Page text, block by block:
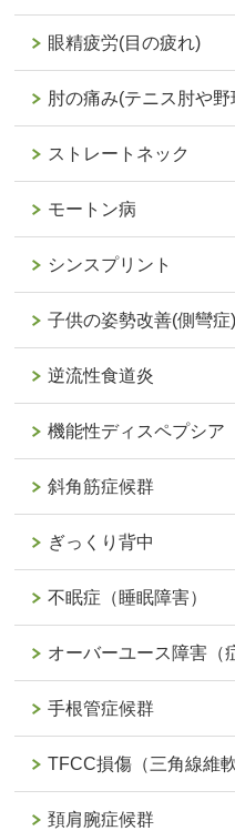
眼精疲労(目の疲れ)
肘の痛み(テニス肘や
ストレートネック
モートン病
シンスプリント
子供の姿勢改善(側彎症
逆流性食道炎
機能性ディスペプシア
斜角筋症候群
ぎっくり背中
不眠症（睡眠障害）
オーバーユース障害（
手根管症候群
TFCC損傷（三角線維
頚肩腕症候群